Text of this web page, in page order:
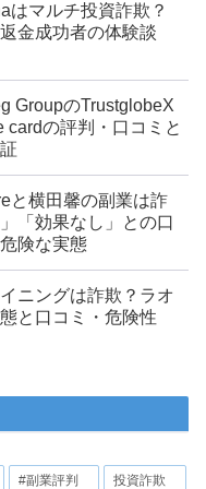
はマルチ投資詐欺？
金成功者の体験談
GroupのTrustglobeX
cardの評判・口コミと
と横田馨の副業は詐
「効果なし」との口
険な実態
ニングは詐欺？ラオ
と口コミ・危険性
#副業評判 投資詐欺